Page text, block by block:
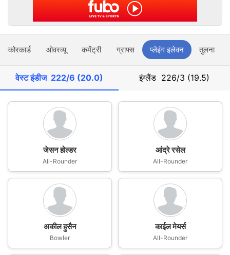
स्कोरकार्ड ओवरव्यू कमेंट्री ग्राफ्स प्लेइंग इलेवन तुलना
वेस्ट इंडीज 222/6 (20.0) इंग्लैंड 226/3 (19.5)
जेसन होल्डर
All-Rounder
आंद्रे रसेल
All-Rounder
अकील हुसैन
Bowler
काईल मेयर्स
All-Rounder